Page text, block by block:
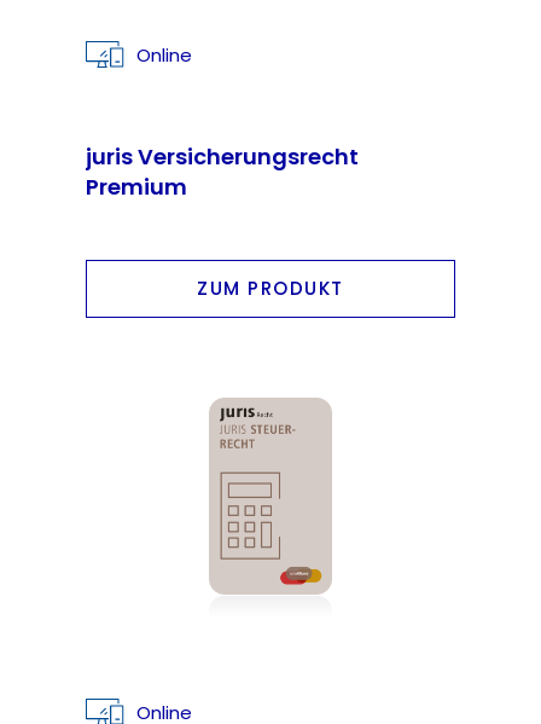
Online
juris Versicherungsrecht
Premium
ZUM PRODUKT
Online